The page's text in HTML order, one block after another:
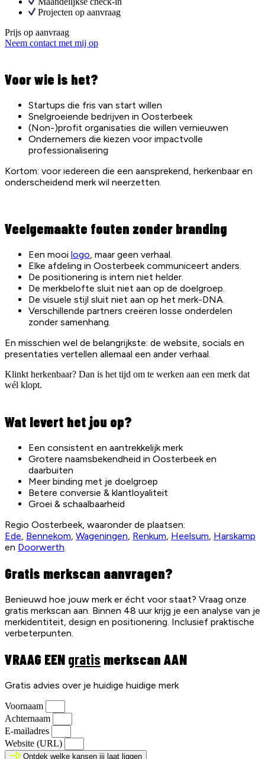
Projecten op aanvraag
Prijs op aanvraag
Neem contact met mij op
Voor wie is het?
Startups die fris van start willen
Snelgroeiende bedrijven in Oosterbeek
(Non-)profit organisaties die willen vernieuwen
Ondernemers die kiezen voor impactvolle
professionalisering
Kortom: voor iedereen die een aansprekend, herkenbaar en
onderscheidend merk wil neerzetten.
Veelgemaakte fouten zonder branding
Een mooi logo, maar geen verhaal.
Elke afdeling in Oosterbeek communiceert anders.
De positionering is intern niet helder.
De merkbelofte sluit niet aan op de doelgroep.
De visuele stijl sluit niet aan op het merk-DNA.
Verschillende partners creëren losse onderdelen
zonder samenhang.
En misschien wel de belangrijkste: de website, socials en
presentaties vertellen allemaal een ander verhaal.
Klinkt herkenbaar? Dan is het tijd om te werken aan een merk dat
wél klopt.
Wat levert het jou op?
Een consistent en aantrekkelijk merk
Grotere naamsbekendheid in Oosterbeek en
daarbuiten
Meer binding met je doelgroep
Betere conversie & klantloyaliteit
Groei & schaalbaarheid
Regio Oosterbeek, waaronder de plaatsen:
Ede, Bennekom, Wageningen, Renkum, Heelsum, Harskamp
en Doorwerth.
Gratis merkscan aanvragen?
Benieuwd hoe jouw merk er écht voor staat? Vraag onze
gratis merkscan aan. Binnen 48 uur krijg je een analyse van je
merkidentiteit, design en positionering. Inclusief praktische
verbeterpunten.
VRAAG EEN gratis merkscan AAN
Gratis advies over je huidige huidige merk
Voornaam
Achternaam
E-mailadres
Website (URL)
Ontdek welke kansen jij laat liggen